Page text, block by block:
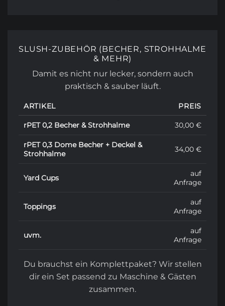
SLUSH-ZUBEHÖR (BECHER, STROHHALME
& MEHR)
Damit es nicht nur lecker, sondern auch
praktisch & sauber läuft.
ARTIKEL PREIS
rPET 0,2 Becher & Strohhalme 30,00 €
rPET 0,3 Dome Becher + Deckel &
Strohhalme
34,00 €
Yard Cups
auf
Anfrage
Toppings
auf
Anfrage
uvm.
auf
Anfrage
Du brauchst ein Komplettpaket? Wir stellen
dir ein Set passend zu Maschine & Gästen
zusammen.